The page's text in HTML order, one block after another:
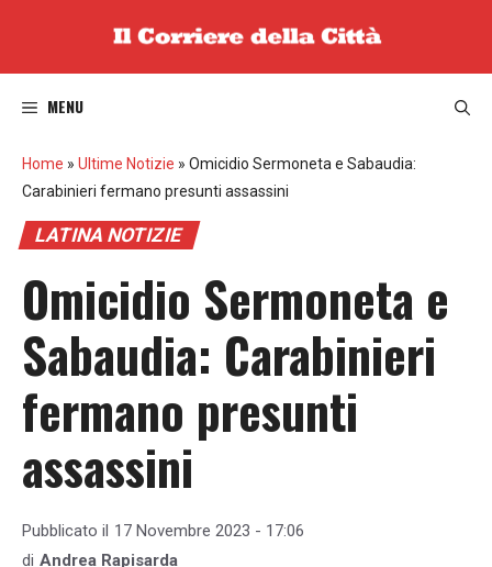
MENU
Home » Ultime Notizie » Omicidio Sermoneta e Sabaudia:
Carabinieri fermano presunti assassini
LATINA NOTIZIE
Omicidio Sermoneta e
Sabaudia: Carabinieri
fermano presunti
assassini
Pubblicato il 17 Novembre 2023 - 17:06
di Andrea Rapisarda